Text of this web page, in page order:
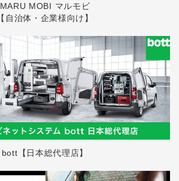
MARU MOBI マルモビ
【自治体・企業様向け】
bott【日本総代理店】